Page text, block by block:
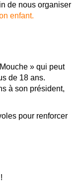
de nous organiser
enfant.
» qui peut
de 18 ans.
à son président,
pour renforcer